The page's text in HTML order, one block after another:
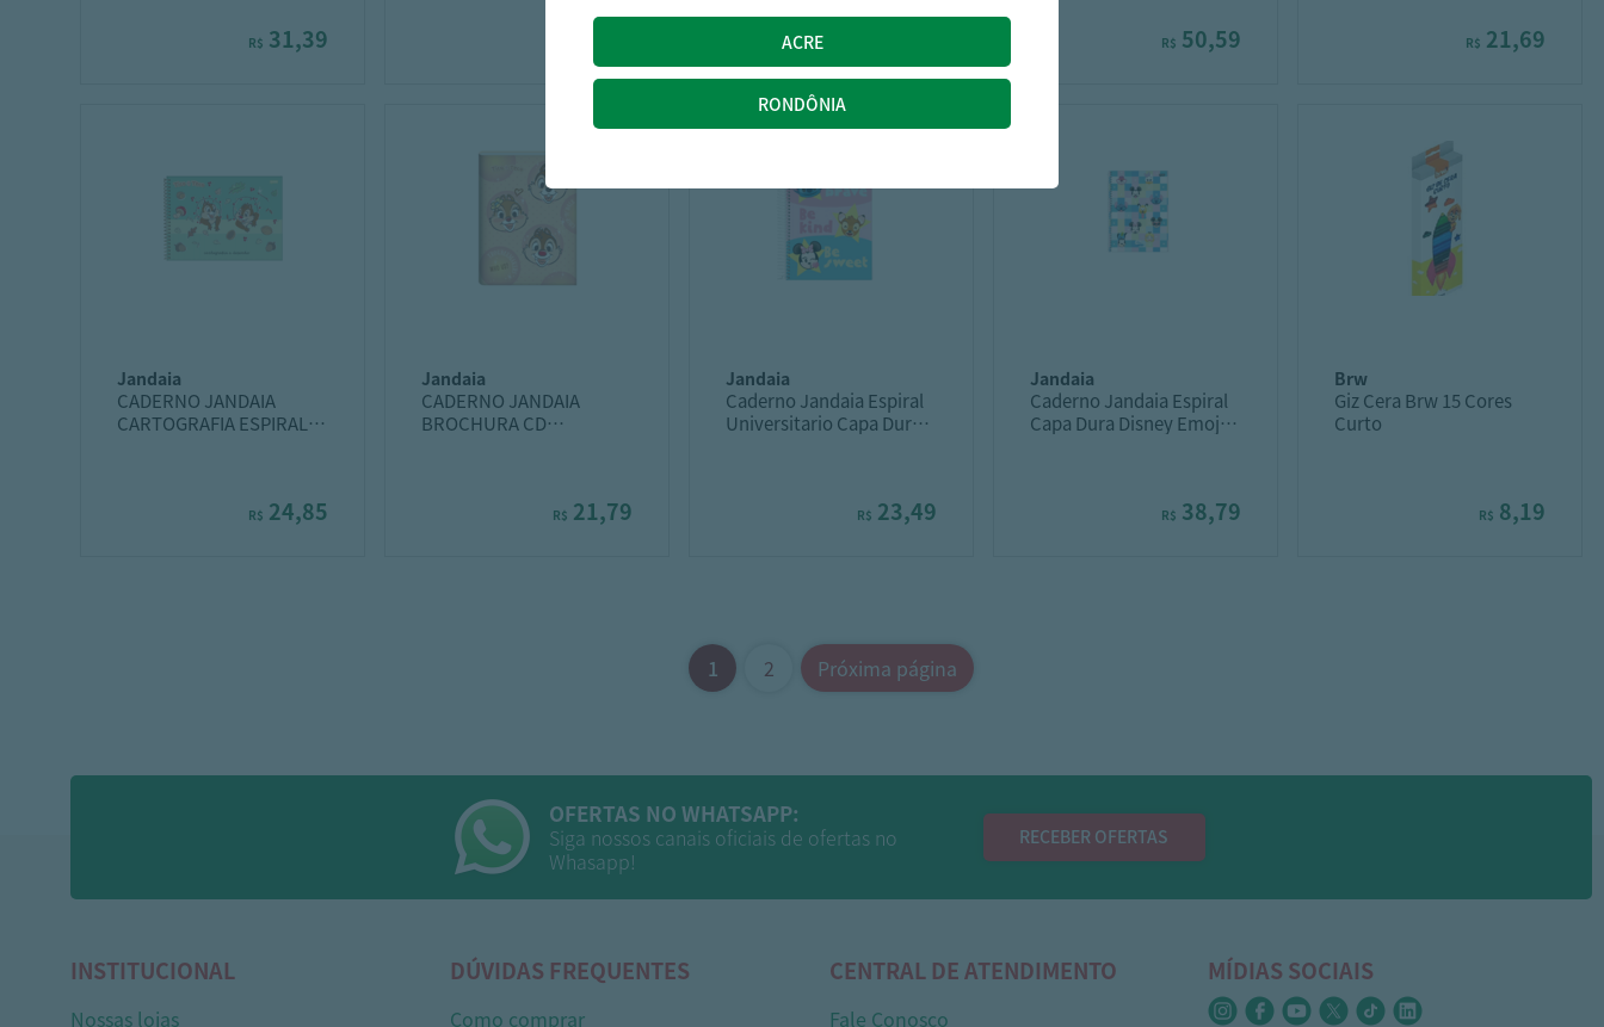
R$ 31,39 R$ 50,59 R$ 21,69
jandaia
CADERNO JANDAIA
CARTOGRAFIA ESPIRAL
R$ 24,85
jandaia
CADERNO JANDAIA
BROCHURA CD
R$ 21,79
jandaia
Caderno Jandaia Espiral
Universitario Capa Dura
R$ 23,49
jandaia
Caderno Jandaia Espiral
Capa Dura Disney Emoji
R$ 38,79
brw
Giz Cera Brw 15 Cores
Curto
R$ 8,19
1 2 Próxima página
OFERTAS NO WHATSAPP:
Siga nossos canais oficiais de ofertas no
Whasapp!
RECEBER OFERTAS
INSTITUCIONAL
Nossas lojas
DÚVIDAS FREQUENTES
Como comprar
CENTRAL DE ATENDIMENTO
Fale Conosco
MÍDIAS SOCIAIS